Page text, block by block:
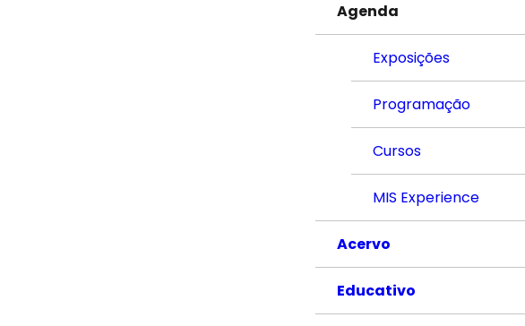
Agenda
Exposições
Programação
Cursos
MIS Experience
Acervo
Educativo